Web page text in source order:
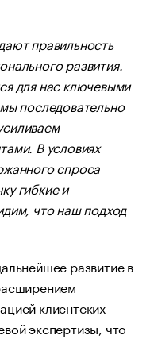
правильность
развития.
для нас ключевыми
последовательно
В условиях
спроса
гибкие и
что наш подход
развитие в
клиентских
экспертизы, что